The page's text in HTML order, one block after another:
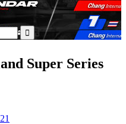
Super Series